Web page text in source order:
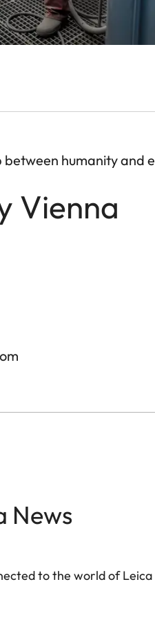
humanity and
Vienna
News
to the world of